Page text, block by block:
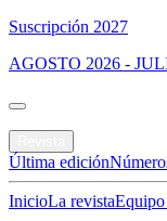
Suscripción 2027
AGOSTO 2026 -
Última edición
InicioLa revista